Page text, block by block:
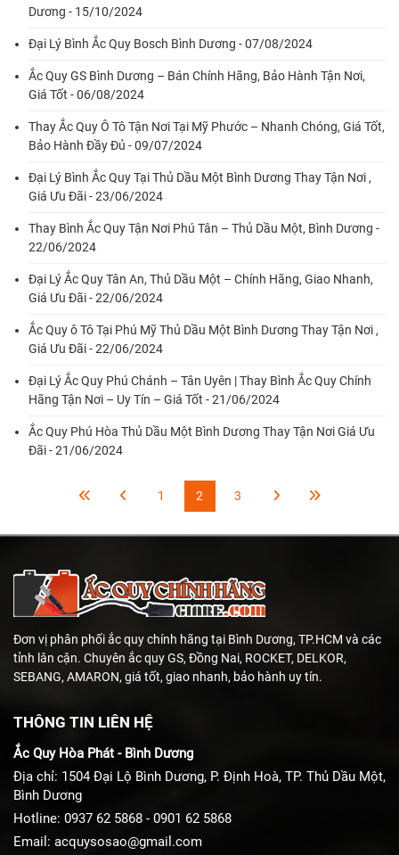
Dương - 15/10/2024
Đại Lý Bình Ắc Quy Bosch Bình Dương - 07/08/2024
Ắc Quy GS Bình Dương – Bán Chính Hãng, Bảo Hành Tận Nơi,
Giá Tốt - 06/08/2024
Thay Ắc Quy Ô Tô Tận Nơi Tại Mỹ Phước – Nhanh Chóng, Giá Tốt,
Bảo Hành Đầy Đủ - 09/07/2024
Đại Lý Bình Ắc Quy Tại Thủ Dầu Một Bình Dương Thay Tận Nơi ,
Giá Ưu Đãi - 23/06/2024
Thay Bình Ắc Quy Tận Nơi Phú Tân – Thủ Dầu Một, Bình Dương -
22/06/2024
Đại Lý Ắc Quy Tân An, Thủ Dầu Một – Chính Hãng, Giao Nhanh,
Giá Ưu Đãi - 22/06/2024
Ắc Quy ô Tô Tại Phú Mỹ Thủ Dầu Một Bình Dương Thay Tận Nơi ,
Giá Ưu Đãi - 22/06/2024
Đại Lý Ắc Quy Phú Chánh – Tân Uyên | Thay Bình Ắc Quy Chính
Hãng Tận Nơi – Uy Tín – Giá Tốt - 21/06/2024
Ắc Quy Phú Hòa Thủ Dầu Một Bình Dương Thay Tận Nơi Giá Ưu
Đãi - 21/06/2024
1 2 3
Đơn vị phân phối ắc quy chính hãng tại Bình Dương, TP.HCM và các
tỉnh lân cận. Chuyên ắc quy GS, Đồng Nai, ROCKET, DELKOR,
SEBANG, AMARON, giá tốt, giao nhanh, bảo hành uy tín.
THÔNG TIN LIÊN HỆ
Ắc Quy Hòa Phát - Bình Dương
Địa chỉ: 1504 Đại Lộ Bình Dương, P. Định Hoà, TP. Thủ Dầu Một,
Bình Dương
Hotline: 0937 62 5868 - 0901 62 5868
Email: acquysosao@gmail.com